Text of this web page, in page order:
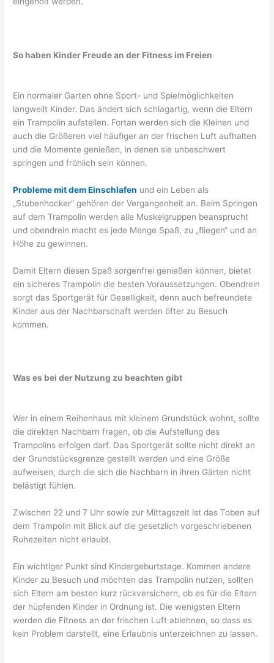
So haben Kinder Freude an der Fitness im Freien
Ein normaler Garten ohne Sport- und Spielmöglichkeiten
langweilt Kinder. Das ändert sich schlagartig, wenn die Eltern
ein Trampolin aufstellen. Fortan werden sich die Kleinen und
auch die Größeren viel häufiger an der frischen Luft aufhalten
und die Momente genießen, in denen sie unbeschwert
springen und fröhlich sein können.
Probleme mit dem Einschlafen und ein Leben als
„Stubenhocker“ gehören der Vergangenheit an. Beim Springen
auf dem Trampolin werden alle Muskelgruppen beansprucht
und obendrein macht es jede Menge Spaß, zu „fliegen“ und an
Höhe zu gewinnen.
Damit Eltern diesen Spaß sorgenfrei genießen können, bietet
ein sicheres Trampolin die besten Voraussetzungen. Obendrein
sorgt das Sportgerät für Geselligkeit, denn auch befreundete
Kinder aus der Nachbarschaft werden öfter zu Besuch
kommen.
Was es bei der Nutzung zu beachten gibt
Wer in einem Reihenhaus mit kleinem Grundstück wohnt, sollte
die direkten Nachbarn fragen, ob die Aufstellung des
Trampolins erfolgen darf. Das Sportgerät sollte nicht direkt an
der Grundstücksgrenze gestellt werden und eine Größe
aufweisen, durch die sich die Nachbarn in ihren Gärten nicht
belästigt fühlen.
Zwischen 22 und 7 Uhr sowie zur Mittagszeit ist das Toben auf
dem Trampolin mit Blick auf die gesetzlich vorgeschriebenen
Ruhezeiten nicht erlaubt.
Ein wichtiger Punkt sind Kindergeburtstage. Kommen andere
Kinder zu Besuch und möchten das Trampolin nutzen, sollten
sich Eltern am besten kurz rückversichern, ob es für die Eltern
der hüpfenden Kinder in Ordnung ist. Die wenigsten Eltern
werden die Fitness an der frischen Luft ablehnen, so dass es
kein Problem darstellt, eine Erlaubnis unterzeichnen zu lassen.